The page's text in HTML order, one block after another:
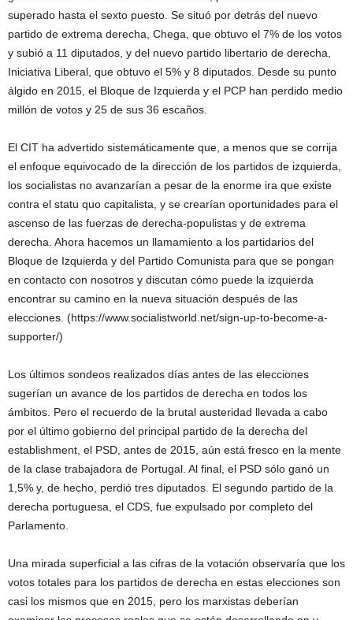
superado hasta el sexto puesto. Se situó por detrás del nuevo
partido de extrema derecha, Chega, que obtuvo el 7% de los votos
y subió a 11 diputados, y del nuevo partido libertario de derecha,
Iniciativa Liberal, que obtuvo el 5% y 8 diputados. Desde su punto
álgido en 2015, el Bloque de Izquierda y el PCP han perdido medio
millón de votos y 25 de sus 36 escaños.
El CIT ha advertido sistemáticamente que, a menos que se corrija
el enfoque equivocado de la dirección de los partidos de izquierda,
los socialistas no avanzarían a pesar de la enorme ira que existe
contra el statu quo capitalista, y se crearían oportunidades para el
ascenso de las fuerzas de derecha-populistas y de extrema
derecha. Ahora hacemos un llamamiento a los partidarios del
Bloque de Izquierda y del Partido Comunista para que se pongan
en contacto con nosotros y discutan cómo puede la izquierda
encontrar su camino en la nueva situación después de las
elecciones. (https://www.socialistworld.net/sign-up-to-become-a-
supporter/)
Los últimos sondeos realizados días antes de las elecciones
sugerían un avance de los partidos de derecha en todos los
ámbitos. Pero el recuerdo de la brutal austeridad llevada a cabo
por el último gobierno del principal partido de la derecha del
establishment, el PSD, antes de 2015, aún está fresco en la mente
de la clase trabajadora de Portugal. Al final, el PSD sólo ganó un
1,5% y, de hecho, perdió tres diputados. El segundo partido de la
derecha portuguesa, el CDS, fue expulsado por completo del
Parlamento.
Una mirada superficial a las cifras de la votación observaría que los
votos totales para los partidos de derecha en estas elecciones son
casi los mismos que en 2015, pero los marxistas deberían